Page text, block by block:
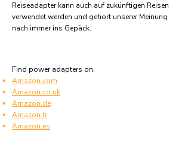
Reiseadapter kann auch auf zukünftigen Reisen
verwendet werden und gehört unserer Meinung
nach immer ins Gepäck.
Find power adapters on:
Amazon.com
Amazon.co.uk
Amazon.de
Amazon.fr
Amazon.es